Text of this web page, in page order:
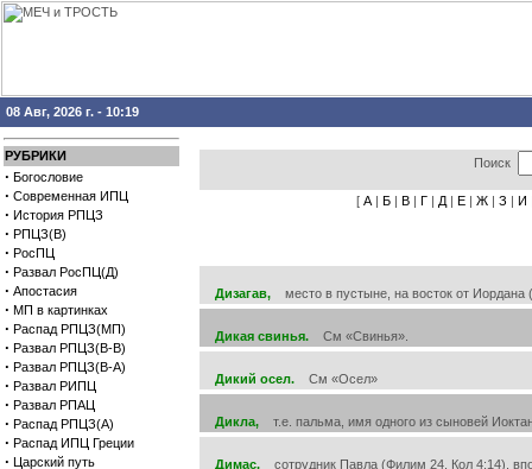
08 Авг, 2026 г. - 10:19
РУБРИКИ
· Богословие
· Современная ИПЦ
· История РПЦЗ
· РПЦЗ(В)
· РосПЦ
· Развал РосПЦ(Д)
· Апостасия
· МП в картинках
· Распад РПЦЗ(МП)
· Развал РПЦЗ(В-В)
· Развал РПЦЗ(В-А)
· Развал РИПЦ
· Развал РПАЦ
· Распад РПЦЗ(А)
· Распад ИПЦ Греции
· Царский путь
Поиск
[ А | Б | В | Г | Д | Е | Ж | З | И
Дизагав, место в пустыне, на восток от Иордана
Дикая свинья. См «Свинья».
Дикий осел. См «Осел»
Дикла, т.е. пальма, имя одного из сыновей
Димас, сотрудник Павла (Филим 24, Кол 4:14),